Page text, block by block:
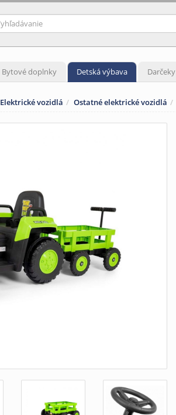
Bytové doplnky Detská výbava Darčeky
Elektrické vozidlá Ostatné elektrické vozidlá